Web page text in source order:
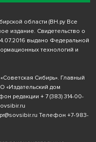
области (ВН.ру Все
издание. Свидетельство о
выдано Федеральной
технологий и
Сибирь». Главный
«Издательский дом
редакции + 7 (383) 314-00-
pr@sovsibir.ru Телефон +7-983-